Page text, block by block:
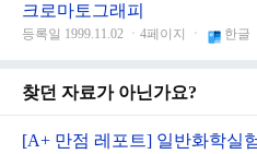
크로마토그래피
등록일 1999.11.02 ㆍ4페이지 ㆍ 한글
찾던 자료가 아닌가요?
[A+ 만점 레포트] 일반화학실